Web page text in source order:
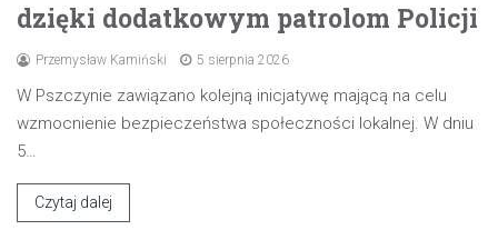
dzięki dodatkowym patrolom Policji
Przemysław Kamiński 5 sierpnia 2026
W Pszczynie zawiązano kolejną inicjatywę mającą na celu
wzmocnienie bezpieczeństwa społeczności lokalnej. W dniu
5…
Czytaj dalej